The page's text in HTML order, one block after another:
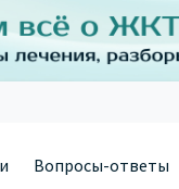
Вопросы-ответы